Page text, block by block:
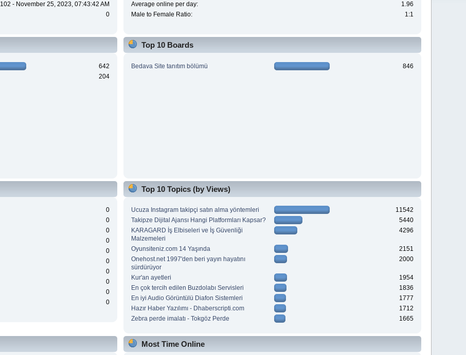
102 - November 25, 2023, 07:43:42 AM
0
Average online per day:
1.96
Male to Female Ratio:
1:1
642
204
Top 10 Boards
Bedava Site tanıtım bölümü 846
0
0
0
0
0
0
0
0
0
0
Top 10 Topics (by Views)
Ucuza Instagram takipçi satın alma yöntemleri
11542
Takipze Dijital Ajansı Hangi Platformları Kapsar?
5440
KARAGARD İş Elbiseleri ve İş Güvenliği
Malzemeleri
4296
Oyunsiteniz.com 14 Yaşında
2151
Onehost.net 1997'den beri yayın hayatını
sürdürüyor
2000
Kur'an ayetleri
1954
En çok tercih edilen Buzdolabı Servisleri
1836
En iyi Audio Görüntülü Diafon Sistemleri
1777
Hazır Haber Yazılımı - Dhaberscripti.com
1712
Zebra perde imalatı - Tokgöz Perde
1665
Most Time Online